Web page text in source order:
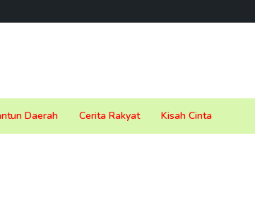
Daerah Cerita Rakyat Kisah Cinta